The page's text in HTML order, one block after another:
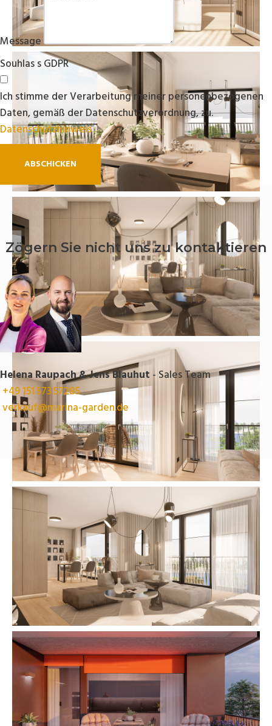
Message
Souhlas s GDPR
Ich stimme der Verarbeitung meiner personenbezogenen
Daten, gemäß der Datenschutzverordnung, zu.
Datenschutzhinweis
ABSCHICKEN
Zögern Sie nicht uns zu kontaktieren
Helena Raupach & Jens Blauhut - Sales Team
+49 151 573 57285
verkauf@marina-garden.de